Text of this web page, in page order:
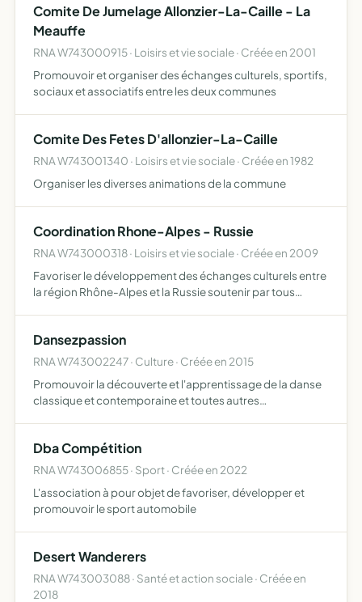
Comite De Jumelage Allonzier-La-Caille - La
Meauffe
RNA W743000915 · Loisirs et vie sociale · Créée en 2001
Promouvoir et organiser des échanges culturels, sportifs,
sociaux et associatifs entre les deux communes
Comite Des Fetes D'allonzier-La-Caille
RNA W743001340 · Loisirs et vie sociale · Créée en 1982
Organiser les diverses animations de la commune
Coordination Rhone-Alpes - Russie
RNA W743000318 · Loisirs et vie sociale · Créée en 2009
Favoriser le développement des échanges culturels entre
la région Rhône-Alpes et la Russie soutenir par tous
Dansezpassion
RNA W743002247 · Culture · Créée en 2015
Promouvoir la découverte et l'apprentissage de la danse
classique et contemporaine et toutes autres
ateliers et sta…
Dba Compétition
RNA W743006855 · Sport · Créée en 2022
L'association à pour objet de favoriser, développer et
promouvoir le sport automobile
Desert Wanderers
RNA W743003088 · Santé et action sociale · Créée en
2018